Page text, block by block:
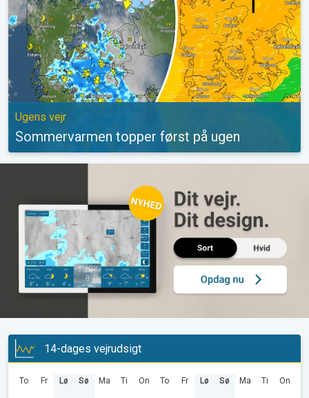
Ugens vejr
Sommervarmen topper først på ugen
14-dages vejrudsigt
To Fr Lø Sø Ma Ti On To Fr Lø Sø Ma Ti On